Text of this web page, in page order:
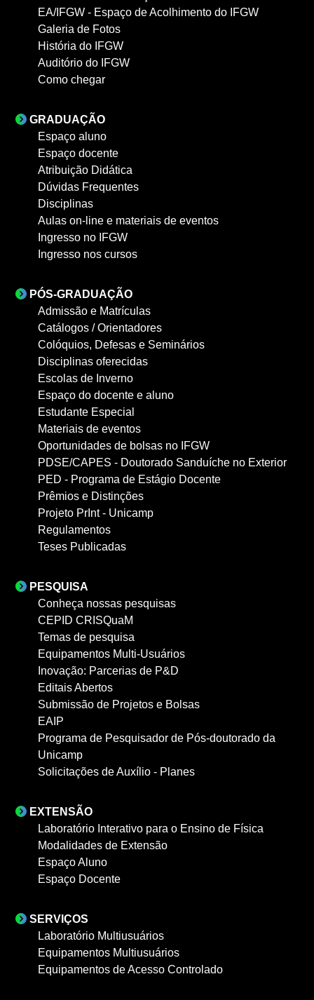
EA/IFGW - Espaço de Acolhimento do IFGW
Galeria de Fotos
História do IFGW
Auditório do IFGW
Como chegar
GRADUAÇÃO
Espaço aluno
Espaço docente
Atribuição Didática
Dúvidas Frequentes
Disciplinas
Aulas on-line e materiais de eventos
Ingresso no IFGW
Ingresso nos cursos
PÓS-GRADUAÇÃO
Admissão e Matrículas
Catálogos / Orientadores
Colóquios, Defesas e Seminários
Disciplinas oferecidas
Escolas de Inverno
Espaço do docente e aluno
Estudante Especial
Materiais de eventos
Oportunidades de bolsas no IFGW
PDSE/CAPES - Doutorado Sanduíche no Exterior
PED - Programa de Estágio Docente
Prêmios e Distinções
Projeto PrInt - Unicamp
Regulamentos
Teses Publicadas
PESQUISA
Conheça nossas pesquisas
CEPID CRISQuaM
Temas de pesquisa
Equipamentos Multi-Usuários
Inovação: Parcerias de P&D
Editais Abertos
Submissão de Projetos e Bolsas
EAIP
Programa de Pesquisador de Pós-doutorado da
Unicamp
Solicitações de Auxílio - Planes
EXTENSÃO
Laboratório Interativo para o Ensino de Física
Modalidades de Extensão
Espaço Aluno
Espaço Docente
SERVIÇOS
Laboratório Multiusuários
Equipamentos Multiusuários
Equipamentos de Acesso Controlado